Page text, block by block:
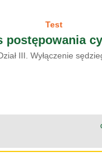
Test
postępowania
III. Wyłączenie